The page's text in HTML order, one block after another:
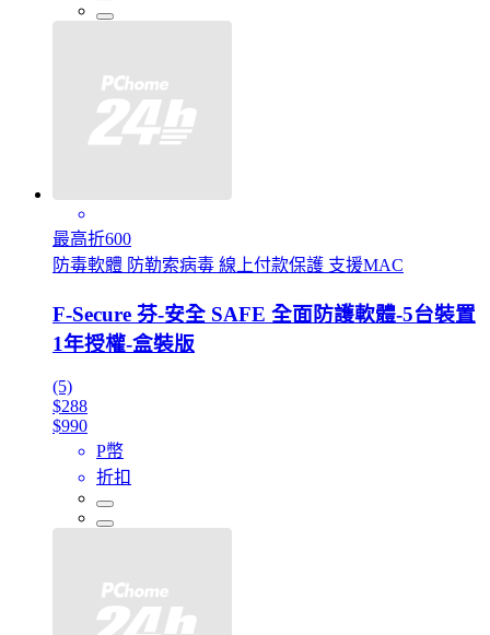
最高折600
防毒軟體 防勒索病毒 線上付款保護 支援MAC
F-Secure 芬-安全 SAFE 全面防護軟體-5台裝置
1年授權-盒裝版
(5)
$288
$990
P幣
折扣